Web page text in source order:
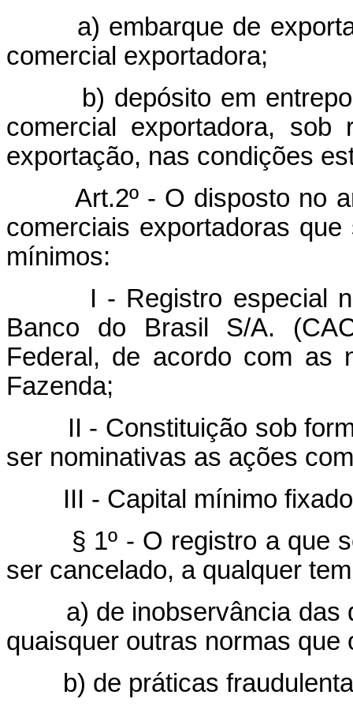
a) embarque de
comercial exportadora;
b) depósito em
comercial exportadora, sob
exportação, nas condições
Art.2º - O disposto no
comerciais exportadoras
mínimos:
I - Registro especial na
Banco do Brasil S/A.
Federal, de acordo com as
Fazenda;
II - Constituição sob
ser nominativas as ações
III - Capital mínimo fixado
§ 1º - O registro a que se
ser cancelado, a qualquer
a) de inobservância das
quaisquer outras normas que
b) de práticas